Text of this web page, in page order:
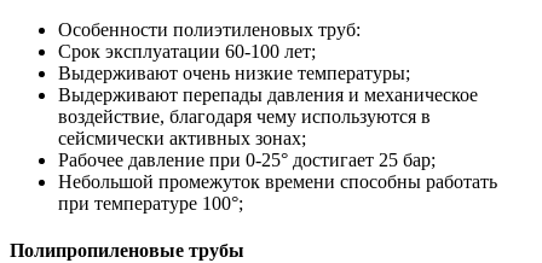
Особенности полиэтиленовых труб:
Срок эксплуатации 60-100 лет;
Выдерживают очень низкие температуры;
Выдерживают перепады давления и механическое
воздействие, благодаря чему используются в
сейсмически активных зонах;
Рабочее давление при 0-25° достигает 25 бар;
Небольшой промежуток времени способны работать
при температуре 100°;
Полипропиленовые трубы